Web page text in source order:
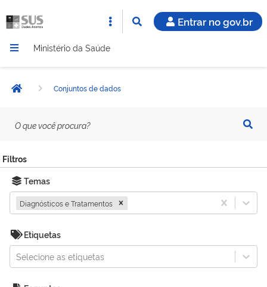
Entrar no gov.br
Ministério da Saúde
Página inicialConjuntos de dados
Filtros
Temas
Diagnósticos e Tratamentos
Etiquetas
Selecione as etiquetas